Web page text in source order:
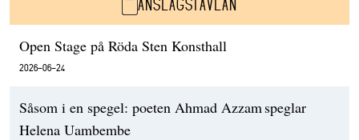
ANSLAGSTAVLAN
Open Stage på Röda Sten Konsthall
2026-06-24
Såsom i en spegel: poeten Ahmad Azzam speglar
Helena Uambembe